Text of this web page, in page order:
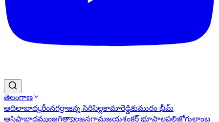
తెలంగాణ
ఆదిలాబాద్కరీంనగర్రాజన్న సిరిసిల్లకామారెడ్డికుమురం భీమ్
ఆసిఫాబాద్ఖమ్మంజగిత్యాలజనగామజయశంకర్ భూపాలపల్లిజోగులాంబ